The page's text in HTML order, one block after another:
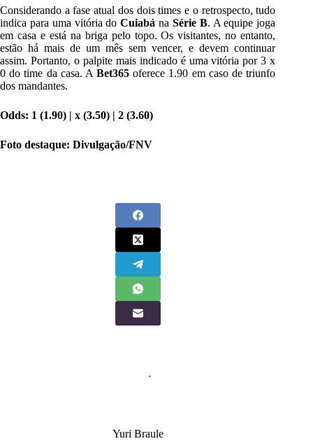
Considerando a fase atual dos dois times e o retrospecto, tudo
indica para uma vitória doCuiabá na Série B. A equipe joga
em casa e está na briga pelo topo. Os visitantes, no entanto,
estão há mais de um mês sem vencer, e devem continuar
assim. Portanto, o palpite mais indicado é uma vitória por 3 x
0 do time da casa. ABet365 oferece 1.90 em caso de triunfo
dos mandantes.
Odds: 1 (1.90) | x (3.50) | 2 (3.60)
Foto destaque: Divulgação/FNV
Yuri Braule